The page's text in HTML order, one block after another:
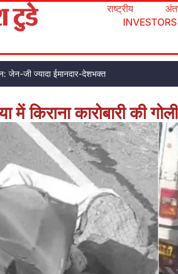
राष्ट्रीय
INVESTORS
जेन-जी ज्यादा ईमानदार-देशभक्त
में किराना कारोबारी की